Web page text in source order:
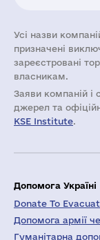
Усі назви
призначені
зареєстровані
власникам.
Заяви компаній i
джерел та
KSE Institute.
Допомога Україні
Donate To
Допомога армії
Гуманітарна